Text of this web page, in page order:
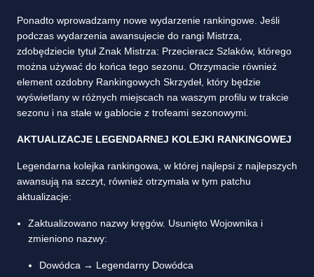
Ponadto wprowadzamy nowe wydarzenie rankingowe. Jeśli
podczas wydarzenia awansujecie do rangi Mistrza,
zdobędziecie tytuł Znak Mistrza: Przecieracz Szlaków, którego
można używać do końca tego sezonu. Otrzymacie również
element ozdobny Rankingowych Skrzydeł, który będzie
wyświetlany w różnych miejscach na waszym profilu w trakcie
sezonu i na stałe w gablocie z trofeami sezonowymi.
AKTUALIZACJE LEGENDARNEJ KOLEJKI RANKINGOWEJ
Legendarna kolejka rankingowa, w której najlepsi z najlepszych
awansują na szczyt, również otrzymała w tym patchu
aktualizacje:
Zaktualizowano nazwy kręgów. Usunięto Wojownika i
zmieniono nazwy:
Dowódca → Legendarny Dowódca